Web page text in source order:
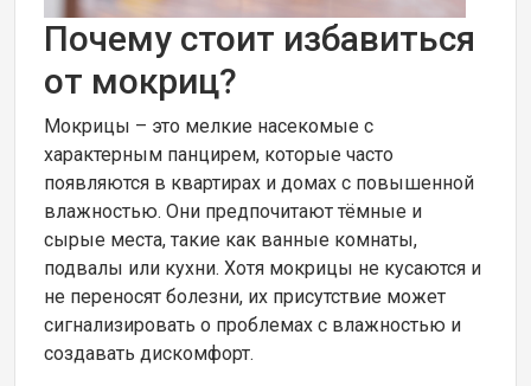
Почему стоит избавиться
от мокриц?
Мокрицы – это мелкие насекомые с
характерным панцирем, которые часто
появляются в квартирах и домах с повышенной
влажностью. Они предпочитают тёмные и
сырые места, такие как ванные комнаты,
подвалы или кухни. Хотя мокрицы не кусаются и
не переносят болезни, их присутствие может
сигнализировать о проблемах с влажностью и
создавать дискомфорт.